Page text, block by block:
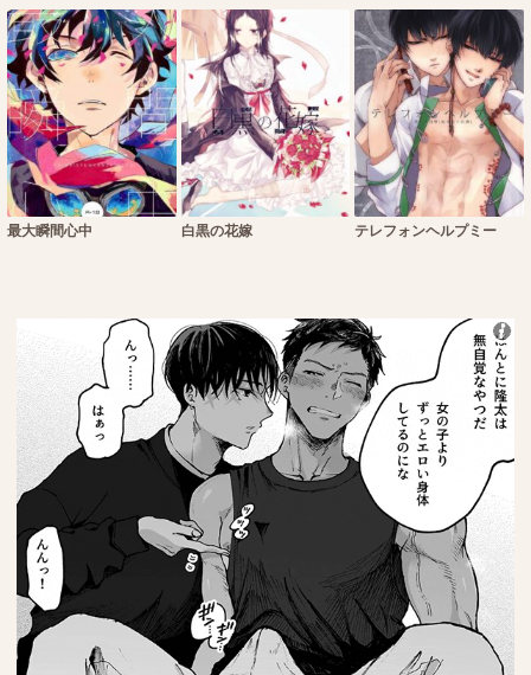
最大瞬間心中 白黒の花嫁 テレフォンヘルプミー